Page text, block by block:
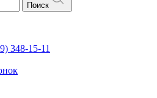
Поиск
348-15-11